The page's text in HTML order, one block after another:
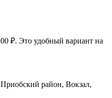
₽. Это удобный вариант на
район, Вокзал,